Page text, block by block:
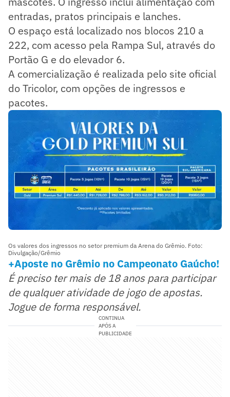
entradas, pratos principais e lanches.
O espaço está localizado nos blocos 210 a
222, com acesso pela Rampa Sul, através do
Portão G e do elevador 6.
A comercialização é realizada pelo site oficial
do Tricolor, com opções de ingressos e
pacotes.
Os valores dos ingressos no setor premium da Arena do Grêmio. Foto:
Divulgação/Grêmio
+Aposte no Grêmio no Campeonato Gaúcho!
É preciso ter mais de 18 anos para participar
de qualquer atividade de jogo de apostas.
Jogue de forma responsável.
CONTINUA
APÓS A
PUBLICIDADE